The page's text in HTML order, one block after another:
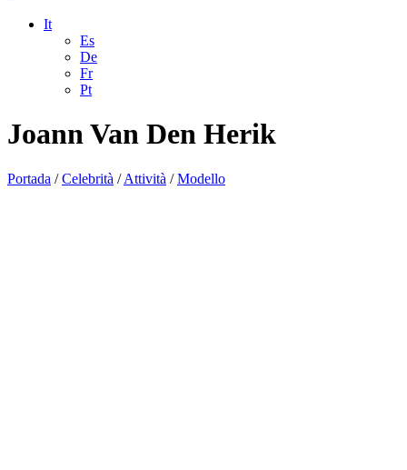
It
Es
De
Fr
Pt
Joann Van Den Herik
Portada /Celebrità /Attività /Modello